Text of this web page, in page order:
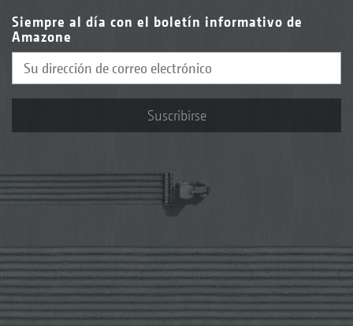
Siempre al día con el boletín informativo de
Amazone
Suscribirse